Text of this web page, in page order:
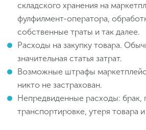
складского хранения на
фулфилмент-оператора,
собственные траты и так далее.
Расходы на закупку товара.
значительная статья затрат.
Возможные штрафы
никто не застрахован.
Непредвиденные расходы: брак,
транспортировке, утеря товара и